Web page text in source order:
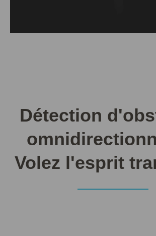
Détection
Volez l'esprit